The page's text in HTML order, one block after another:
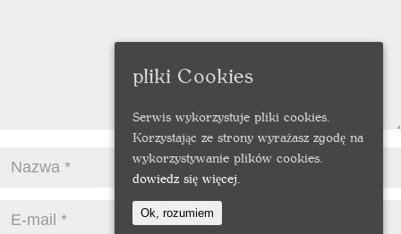
pliki Cookies
Serwis wykorzystuje pliki cookies.
Korzystając ze strony wyrażasz zgodę na
wykorzystywanie plików cookies.
dowiedz się więcej.
Ok, rozumiem